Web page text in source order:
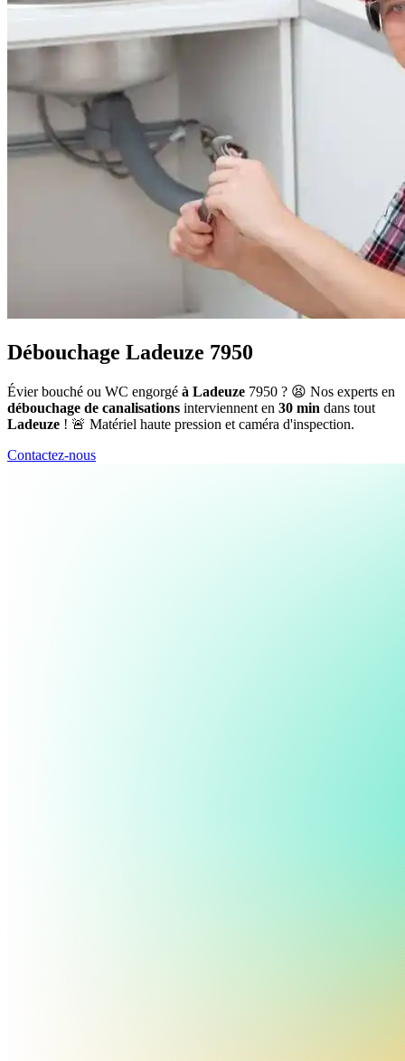
Débouchage Ladeuze 7950
Évier bouché ou WC engorgé à Ladeuze 7950 ? 😫 Nos experts en
débouchage de canalisations interviennent en 30 min dans tout
Ladeuze ! 🚨 Matériel haute pression et caméra d'inspection.
Contactez-nous